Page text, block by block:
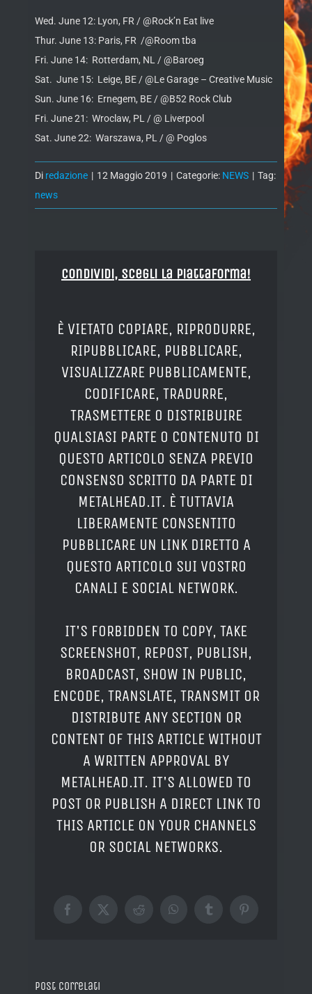
Wed. June 12: Lyon, FR / @Rock’n Eat live
Thur. June 13: Paris, FR /@Room tba
Fri. June 14: Rotterdam, NL / @Baroeg
Sat. June 15: Leige, BE / @Le Garage – Creative Music
Sun. June 16: Ernegem, BE / @B52 Rock Club
Fri. June 21: Wroclaw, PL / @ Liverpool
Sat. June 22: Warszawa, PL / @ Poglos
Di redazione | 12 Maggio 2019 | Categorie: NEWS | Tag:
news
Condividi, Scegli la piattaforma!
È VIETATO COPIARE, RIPRODURRE,
RIPUBBLICARE, PUBBLICARE,
VISUALIZZARE PUBBLICAMENTE,
CODIFICARE, TRADURRE,
TRASMETTERE O DISTRIBUIRE
QUALSIASI PARTE O CONTENUTO DI
QUESTO ARTICOLO SENZA PREVIO
CONSENSO SCRITTO DA PARTE DI
METALHEAD.IT. È TUTTAVIA
LIBERAMENTE CONSENTITO
PUBBLICARE UN LINK DIRETTO A
QUESTO ARTICOLO SUI VOSTRO
CANALI E SOCIAL NETWORK.
IT'S FORBIDDEN TO COPY, TAKE
SCREENSHOT, REPOST, PUBLISH,
BROADCAST, SHOW IN PUBLIC,
ENCODE, TRANSLATE, TRANSMIT OR
DISTRIBUTE ANY SECTION OR
CONTENT OF THIS ARTICLE WITHOUT
A WRITTEN APPROVAL BY
METALHEAD.IT. IT'S ALLOWED TO
POST OR PUBLISH A DIRECT LINK TO
THIS ARTICLE ON YOUR CHANNELS
OR SOCIAL NETWORKS.
Facebook
X RedditWhatsAppTumblrPinterest
Post correlati